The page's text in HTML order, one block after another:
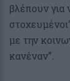
βλέπουν για
με την
κανέναν”.